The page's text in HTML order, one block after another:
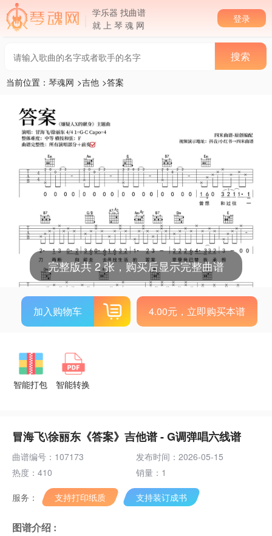
学乐器 找曲谱
就 上 琴 魂 网
登录
当前位置： 琴魂网 >吉他 >答案
完整版共 2 张，购买后显示完整曲谱
加入购物车 4.00元，立即购买本谱
智能打包 智能转换
冒海飞\徐丽东《答案》吉他谱 - G调弹唱六线谱
曲谱编号：107173
发布时间：2026-05-15
热度：410
销量：1
服务： 支持打印纸质 支持装订成书
图谱介绍 :